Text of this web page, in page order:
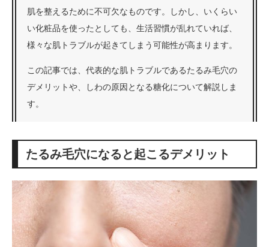
肌を整えるために不可欠なものです。しかし、いくらい
い化粧品を使ったとしても、生活習慣が乱れていれば、
様々な肌トラブルが起きてしまう可能性が高まります。
この記事では、代表的な肌トラブルであるたるみ毛穴の
デメリットや、しわの原因となる糖化について解説しま
す。
たるみ毛穴になると起こるデメリット